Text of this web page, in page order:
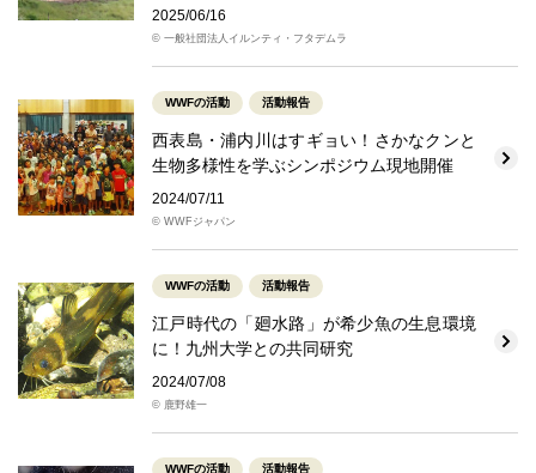
2025/06/16
© 一般社団法人イルンティ・フタデムラ
WWFの活動 活動報告
西表島・浦内川はすギョい！さかなクンと
生物多様性を学ぶシンポジウム現地開催
2024/07/11
© WWFジャパン
WWFの活動 活動報告
江戸時代の「廻水路」が希少魚の生息環境
に！九州大学との共同研究
2024/07/08
© 鹿野雄一
WWFの活動 活動報告